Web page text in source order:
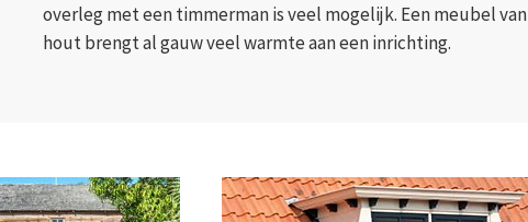
overleg met een timmerman is veel mogelijk. Een meubel van
hout brengt al gauw veel warmte aan een inrichting.